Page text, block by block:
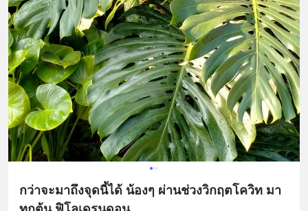
กว่าจะมาถึงจุดนี้ได้ น้องๆ ผ่านช่วงวิกฤตโควิท มา